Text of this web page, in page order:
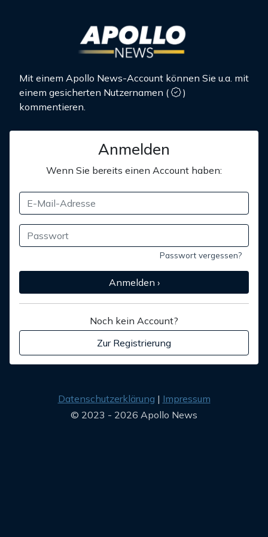
Mit einem Apollo News-Account können Sie u.a. mit
einem gesicherten Nutzernamen (
)
kommentieren.
Anmelden
Wenn Sie bereits einen Account haben:
Passwort vergessen?
Anmelden ›
Noch kein Account?
Zur Registrierung
Datenschutzerklärung
Impressum
© 2023 - 2026 Apollo News